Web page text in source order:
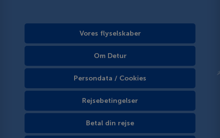
Vores flyselskaber
Om Detur
Persondata / Cookies
Rejsebetingelser
Betal din rejse